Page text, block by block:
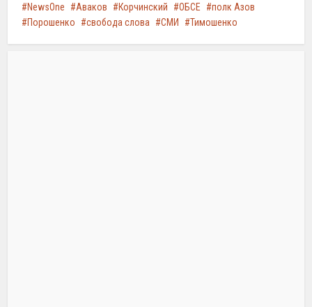
NewsOne Аваков Корчинский ОБСЕ
полк Азов
Порошенко
свобода слова СМИ Тимошенко